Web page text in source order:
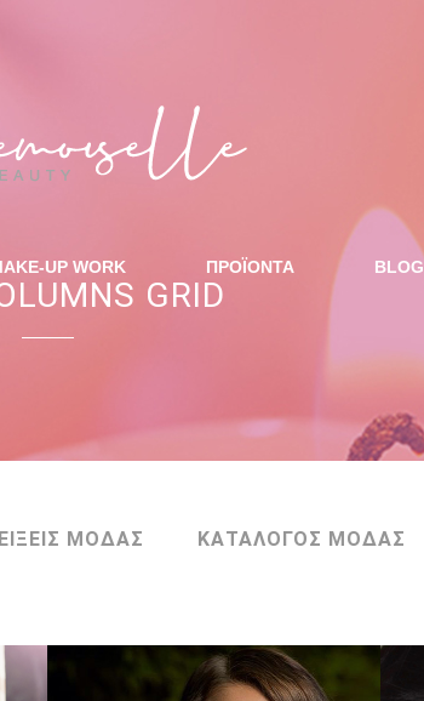
UP WORK ΠΡΟΪΟΝΤΑ BLOG
GRID
ΜΟΔΑΣ
ΚΑΤΑΛΟΓΟΣ ΜΟΔΑΣ